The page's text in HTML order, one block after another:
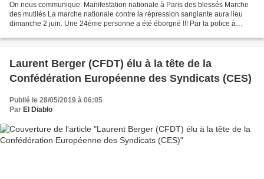
On nous communique: Manifestation nationale à Paris des blessés Marche
des mutilés La marche nationale contre la répression sanglante aura lieu
dimanche 2 juin. Une 24ème personne a été éborgné !!! Par la police à
Laurent Berger (CFDT) élu à la tête de la
Confédération Européenne des Syndicats (CES)
Publié le 28/05/2019 à 06:05
Par El Diablo